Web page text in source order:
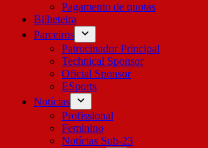
Pagamento de quotas
Bilheteira
Parceiros
Patrocinador Principal
Technical Sponsor
Oficial Sponsor
ESports
Notícias
Profissional
Feminino
Notícias Sub-23